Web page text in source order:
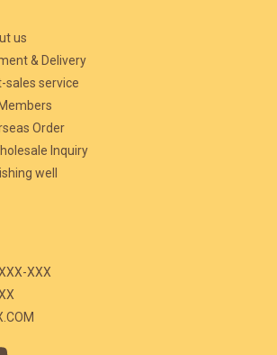
us
& Delivery
sales service
Order
Inquiry
well
XXX